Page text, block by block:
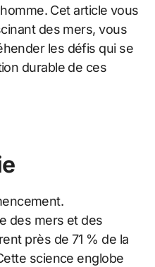
Cet article vous
des mers, vous
les défis qui se
durable de ces
des mers et des
près de 71 % de la
science englobe